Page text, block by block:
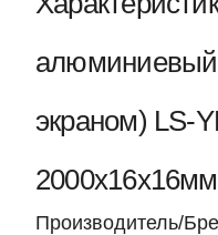
экраном) LS-
Производитель/